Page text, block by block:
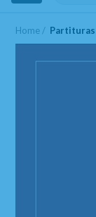
navigation
Home Partituras